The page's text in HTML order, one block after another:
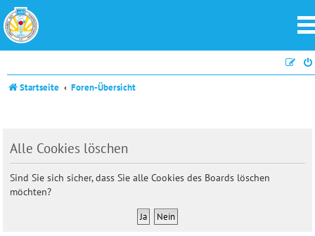
Startseite Foren-Übersicht
Alle Cookies löschen
Sind Sie sich sicher, dass Sie alle Cookies des Boards löschen
möchten?